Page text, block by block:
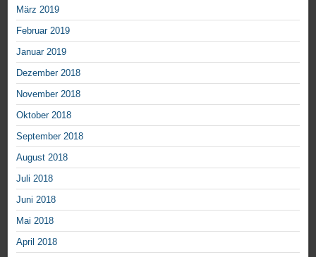
März 2019
Februar 2019
Januar 2019
Dezember 2018
November 2018
Oktober 2018
September 2018
August 2018
Juli 2018
Juni 2018
Mai 2018
April 2018